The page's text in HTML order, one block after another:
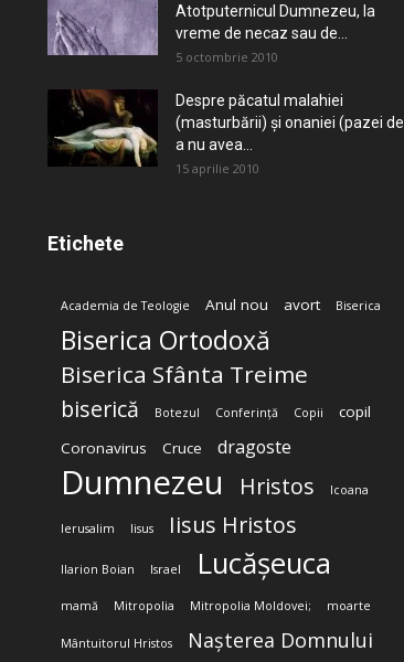
Atotputernicul Dumnezeu, la
vreme de necaz sau de...
5 octombrie 2010
Despre păcatul malahiei
(masturbării) şi onaniei (pazei de
a nu avea...
15 aprilie 2010
Etichete
Academia de Teologie Anul nou avort Biserica
Biserica Ortodoxă
Biserica Sfânta Treime
biserică Botezul Conferință Copii
copil
Coronavirus
Cruce dragoste
Dumnezeu Hristos Icoana
Ierusalim Iisus Iisus Hristos
Ilarion Boian Israel Lucășeuca
mamă Mitropolia Mitropolia Moldovei; moarte
Mântuitorul Hristos Nașterea Domnului